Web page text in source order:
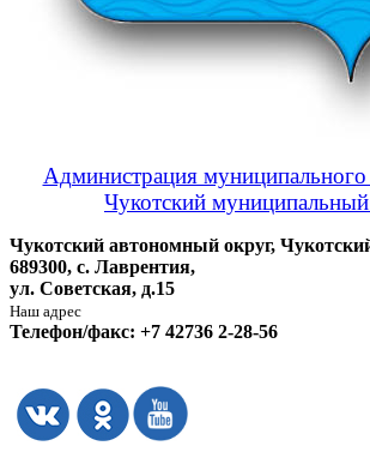
Администрация муниципального
Чукотский
Чукотский автономный округ,
689300, с. Лаврентия,
ул. Советская, д.15
Наш адрес
Телефон/факс: +7 42736 2-28-56